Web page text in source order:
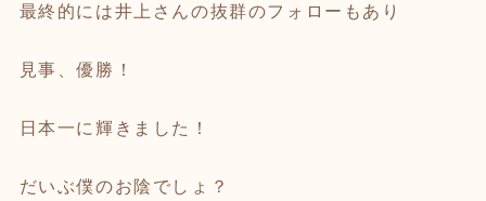
最終的には井上さんの抜群のフォローもあり
見事、優勝！
日本一に輝きました！
だいぶ僕のお陰でしょ？